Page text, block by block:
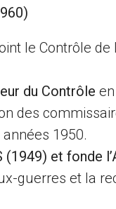
le Contrôle de
du Contrôle
des
1950.
et fonde
guerres et la